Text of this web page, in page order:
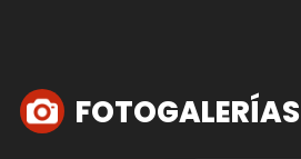
FOTOGALERÍAS